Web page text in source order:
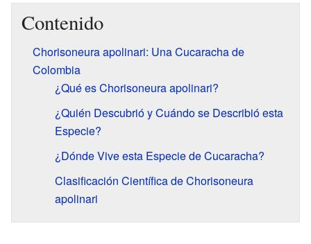
Contenido
Chorisoneura apolinari: Una Cucaracha de
Colombia
¿Qué es Chorisoneura apolinari?
¿Quién Descubrió y Cuándo se Describió esta
Especie?
¿Dónde Vive esta Especie de Cucaracha?
Clasificación Científica de Chorisoneura
apolinari